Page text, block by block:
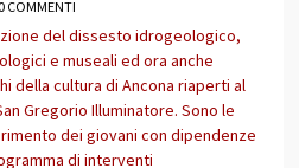
0 COMMENTI
del dissesto idrogeologico,
e museali ed ora anche
della cultura di Ancona riaperti al
Gregorio Illuminatore. Sono le
dei giovani con dipendenze
di interventi